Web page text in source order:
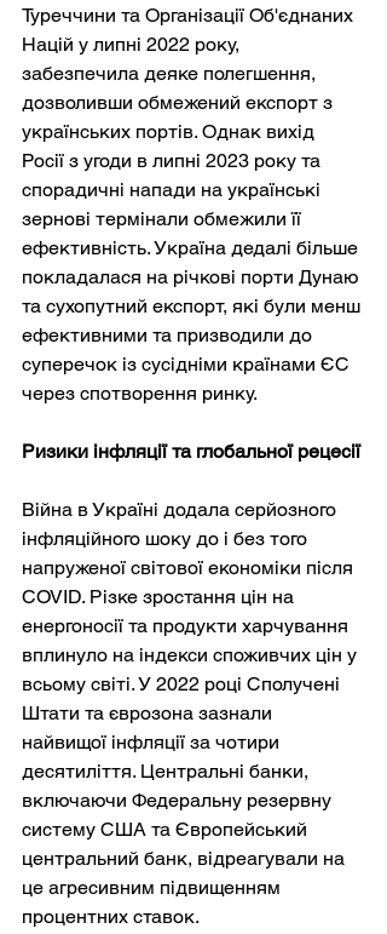
Туреччини та Організації Об'єднаних
Націй у липні 2022 року,
забезпечила деяке полегшення,
дозволивши обмежений експорт з
українських портів. Однак вихід
Росії з угоди в липні 2023 року та
спорадичні напади на українські
зернові термінали обмежили її
ефективність. Україна дедалі більше
покладалася на річкові порти Дунаю
та сухопутний експорт, які були менш
ефективними та призводили до
суперечок із сусідніми країнами ЄС
через спотворення ринку.
Ризики інфляції та глобальної рецесії
Війна в Україні додала серйозного
інфляційного шоку до і без того
напруженої світової економіки після
COVID. Різке зростання цін на
енергоносії та продукти харчування
вплинуло на індекси споживчих цін у
всьому світі. У 2022 році Сполучені
Штати та єврозона зазнали
найвищої інфляції за чотири
десятиліття. Центральні банки,
включаючи Федеральну резервну
систему США та Європейський
центральний банк, відреагували на
це агресивним підвищенням
процентних ставок.